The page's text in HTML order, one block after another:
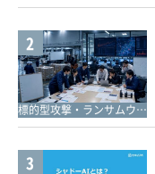
2
標的型攻撃・ランサムウェア対策
3